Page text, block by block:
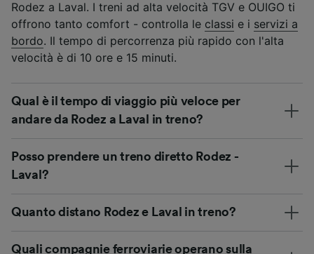
Rodez a Laval. I treni ad alta velocità TGV e OUIGO ti
offrono tanto comfort - controlla le classi e i servizi a
bordo. Il tempo di percorrenza più rapido con l'alta
velocità è di 10 ore e 15 minuti.
Qual è il tempo di viaggio più veloce per
andare da Rodez a Laval in treno?
Posso prendere un treno diretto Rodez -
Laval?
Quanto distano Rodez e Laval in treno?
Quali compagnie ferroviarie operano sulla